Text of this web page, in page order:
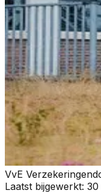
VvE Verzekeringen
Laatst bijgewerkt: 30